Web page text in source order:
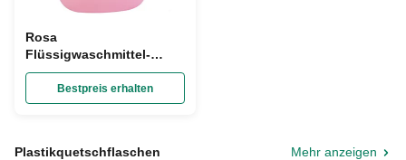
Rosa
Flüssigwaschmittel-
Behälter HDPE leere
Gezeiten-Flaschen 5L
Bestpreis erhalten
Plastikquetschflaschen Mehr anzeigen